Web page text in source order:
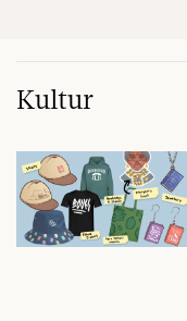
Kultur